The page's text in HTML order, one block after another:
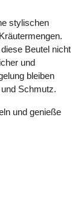
stylischen
Beutel nicht
und
bleiben
Schmutz.
und genieße